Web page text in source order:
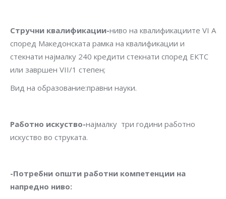
Стручни квалификации-ниво на квалификациите VI A
според Македонската рамка на квалификации и
стекнати најмалку 240 кредити стекнати според ЕКТС
или завршен VII/1 степен;
Вид на образование:правни науки.
Работно искуство-најмалку три години работно
искуство во струката.
-Потребни општи работни компетенции на
напредно ниво: